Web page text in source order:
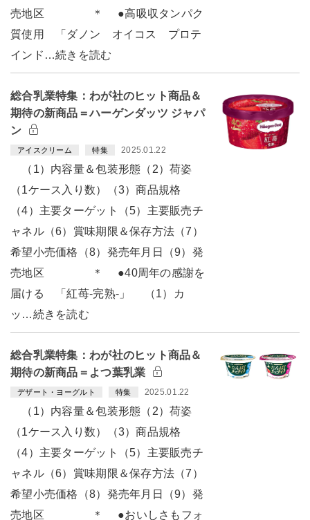
売地区 ＊ ●高吸収タンパク
質使用 「ダノン オイコス プロテ
インド…続きを読む
総合乳業特集：わが社のヒット商品＆
期待の新商品＝ハーゲンダッツ ジャパ
ン
アイスクリーム 特集 2025.01.22
（1）内容量＆包装形態（2）荷姿
（1ケース入り数）（3）商品規格
（4）主要ターゲット（5）主要販売チ
ャネル（6）賞味期限＆保存方法（7）
希望小売価格（8）発売年月日（9）発
売地区 ＊ ●40周年の感謝を
届ける 「紅苺-完熟-」 （1）カ
ッ…続きを読む
総合乳業特集：わが社のヒット商品＆
期待の新商品＝よつ葉乳業
デザート・ヨーグルト 特集 2025.01.22
（1）内容量＆包装形態（2）荷姿
（1ケース入り数）（3）商品規格
（4）主要ターゲット（5）主要販売チ
ャネル（6）賞味期限＆保存方法（7）
希望小売価格（8）発売年月日（9）発
売地区 ＊ ●おいしさもフォ